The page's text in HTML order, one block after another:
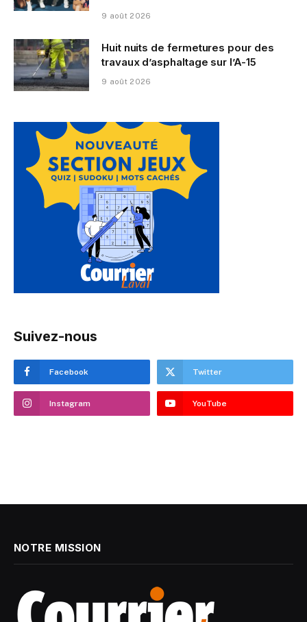
9 août 2026
Huit nuits de fermetures pour des
travaux d’asphaltage sur l’A-15
9 août 2026
Suivez-nous
Facebook Twitter
Instagram YouTube
NOTRE MISSION